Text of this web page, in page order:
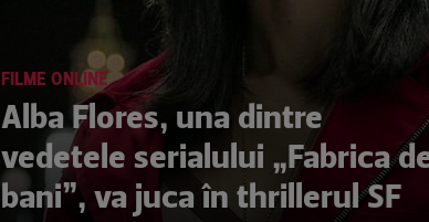
FILME ONLINE
Alba Flores, una dintre
vedetele serialului „Fabrica
bani”, va juca în thrillerul SF